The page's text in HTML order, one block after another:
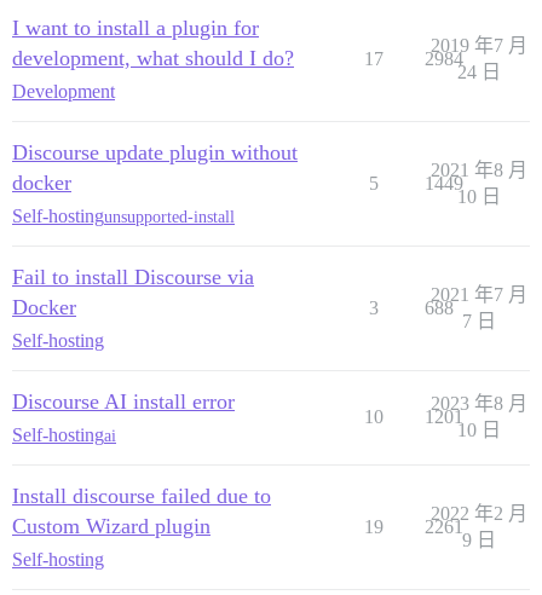
I want to install a plugin for
development, what should I do?
Development
17 2984
2019 年7 月
24 日
Discourse update plugin without
docker
Self-hostingunsupported-install
5 1449
2021 年8 月
10 日
Fail to install Discourse via
Docker
Self-hosting
3 688
2021 年7 月
7 日
Discourse AI install error
Self-hostingai
10 1201
2023 年8 月
10 日
Install discourse failed due to
Custom Wizard plugin
Self-hosting
19 2261
2022 年2 月
9 日